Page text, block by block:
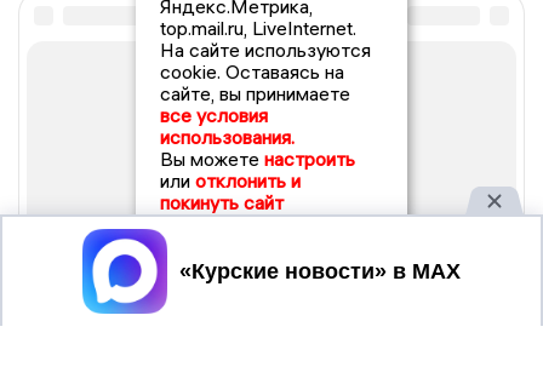
Яндекс.Метрика,
top.mail.ru, LiveInternet.
На сайте используются
cookie. Оставаясь на
сайте, вы принимаете
все условия
использования.
Вы можете настроить
или отклонить и
покинуть сайт
Принять